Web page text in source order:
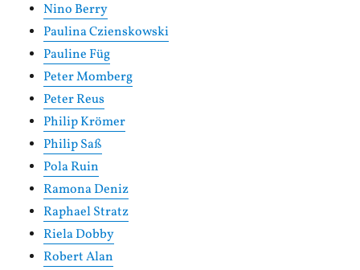
Nino Berry
Paulina Czienskowski
Pauline Füg
Peter Momberg
Peter Reus
Philip Krömer
Philip Saß
Pola Ruin
Ramona Deniz
Raphael Stratz
Riela Dobby
Robert Alan